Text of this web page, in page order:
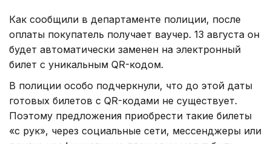
Как сообщили в департаменте полиции, после
оплаты покупатель получает ваучер. 13 августа он
будет автоматически заменен на электронный
билет с уникальным QR-кодом.
В полиции особо подчеркнули, что до этой даты
готовых билетов с QR-кодами не существует.
Поэтому предложения приобрести такие билеты
«с рук», через социальные сети, мессенджеры или